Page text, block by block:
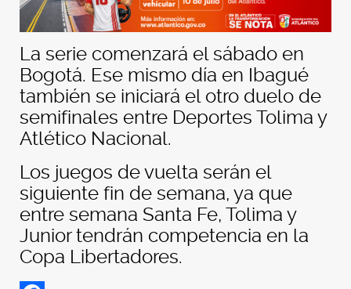
La serie comenzará el sábado en
Bogotá. Ese mismo día en Ibagué
también se iniciará el otro duelo de
semifinales entre Deportes Tolima y
Atlético Nacional.
Los juegos de vuelta serán el
siguiente fin de semana, ya que
entre semana Santa Fe, Tolima y
Junior tendrán competencia en la
Copa Libertadores.